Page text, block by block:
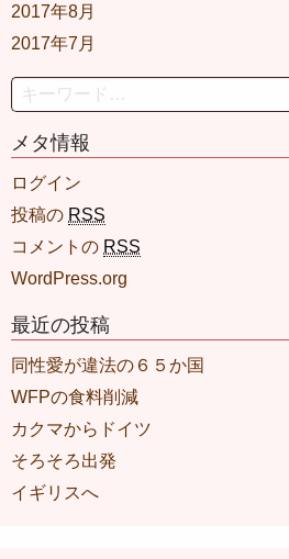
2017年8月
2017年7月
Search
メタ情報
ログイン
投稿の RSS
コメントの RSS
WordPress.org
最近の投稿
同性愛が違法の６５か国
WFPの食料削減
カクマからドイツ
そろそろ出発
イギリスへ